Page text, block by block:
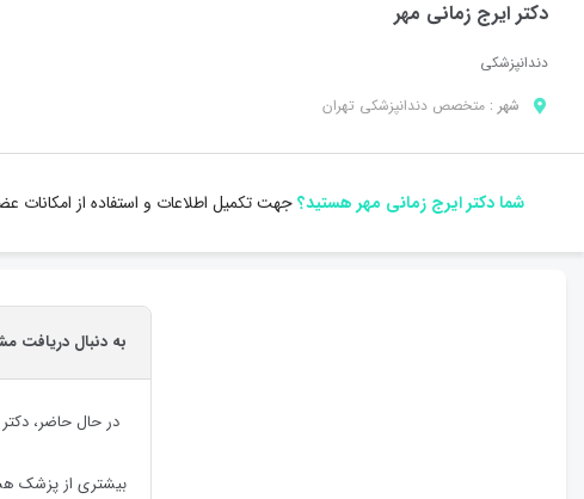
دکتر ایرج زمانی مهر
دندانپزشکی
شهر : متخصص دندانپزشکی تهران
شما دکتر ایرج زمانی مهر هستید؟جهت تکمیل اطلاعات و استفاده از امکانات
به دنبال دریافت
در حال حاضر،
بیشتری از پزشک